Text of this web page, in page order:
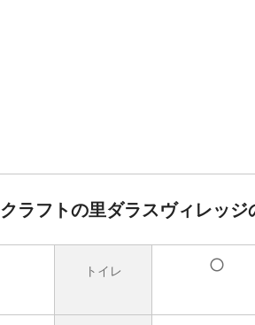
クラフトの里ダラスヴィレッジ
トイレ